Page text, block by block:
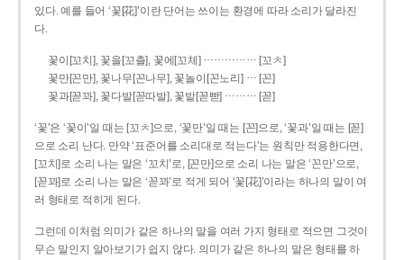
있다. 예를 들어 ‘꽃[花]’이란 단어는 쓰이는 환경에 따라 소리가 달라진
다.
꽃이[꼬치], 꽃을[꼬츨], 꽃에[꼬체] …………… [꼬ㅊ]
꽃만[꼰만], 꽃나무[꼰나무], 꽃놀이[꼰노리] … [꼰]
꽃과[꼳꽈], 꽃다발[꼳따발], 꽃밭[꼳빧] ……… [꼳]
‘꽃’은 ‘꽃이’일 때는 [꼬ㅊ]으로, ‘꽃만’일 때는 [꼰]으로, ‘꽃과’일 때는 [꼳]
으로 소리 난다. 만약 ‘표준어를 소리대로 적는다’는 원칙만 적용한다면,
[꼬치]로 소리 나는 말은 ‘꼬치’로, [꼰만]으로 소리 나는 말은 ‘꼰만’으로,
[꼳꽈]로 소리 나는 말은 ‘꼳꽈’로 적게 되어 ‘꽃[花]’이라는 하나의 말이 여
러 형태로 적히게 된다.
그런데 이처럼 의미가 같은 하나의 말을 여러 가지 형태로 적으면 그것이
무슨 말인지 알아보기가 쉽지 않다. 의미가 같은 하나의 말은 형태를 하